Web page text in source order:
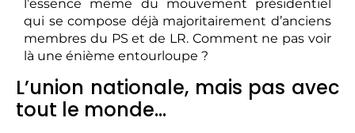
l’essence même du mouvement présidentiel
qui se compose déjà majoritairement d’anciens
membres du PS et de LR. Comment ne pas voir
là une énième entourloupe ?
L’union nationale, mais pas avec
tout le monde…